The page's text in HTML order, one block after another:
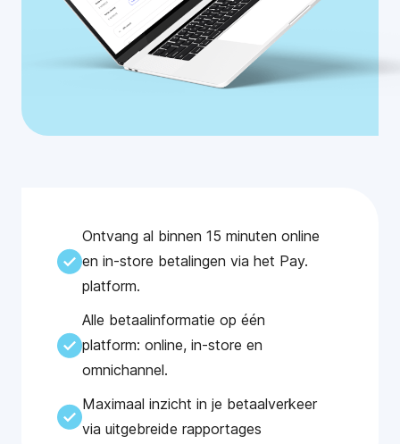
Ontvang al binnen 15 minuten online
en in-store betalingen via het Pay.
platform.
Alle betaalinformatie op één
platform: online, in-store en
omnichannel.
Maximaal inzicht in je betaalverkeer
via uitgebreide rapportages